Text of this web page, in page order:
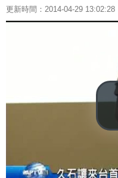
更新時間：2014-04-29 13:02:28